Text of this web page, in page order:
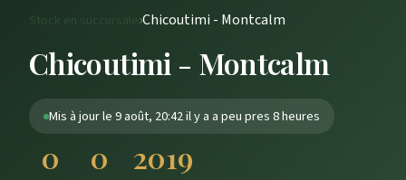
Stock en succursale ›Chicoutimi - Montcalm
Chicoutimi - Montcalm
Mis à jour le 9 août, 20:42 il y a a peu pres 8 heures
0 0 2019